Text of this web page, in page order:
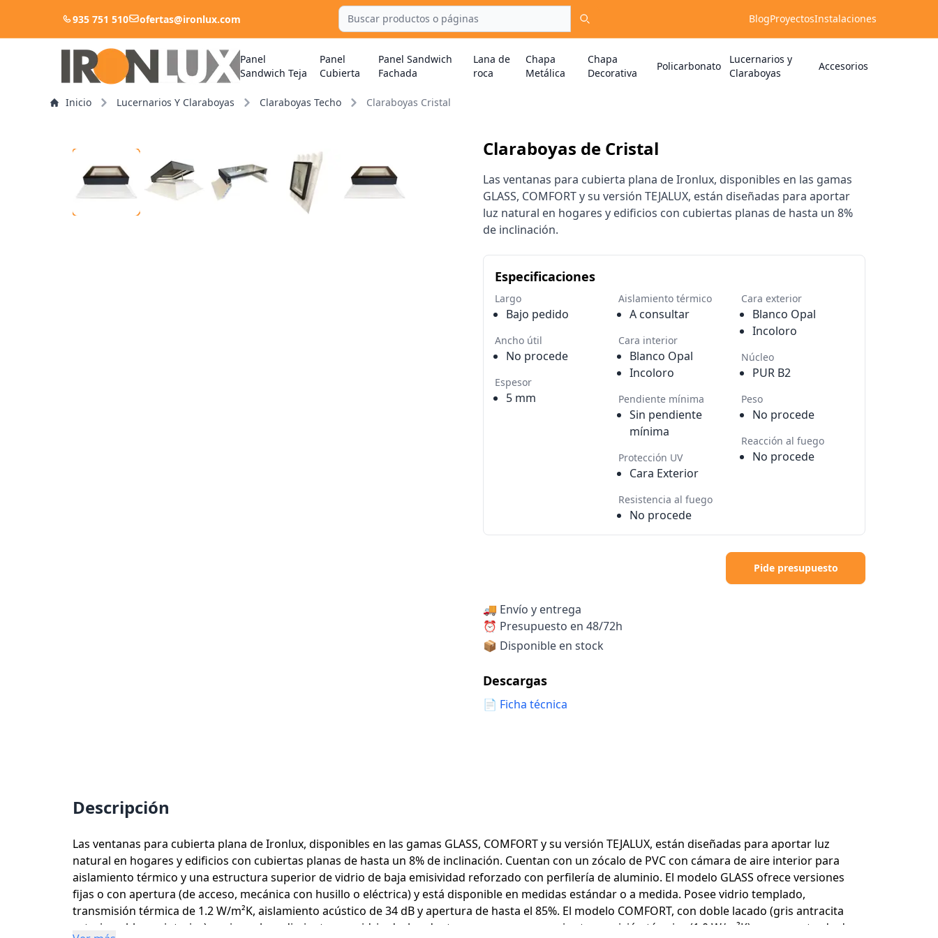
935 751 510 ofertas@ironlux.com BlogProyectosInstalaciones
Panel
Sandwich Teja
Panel
Cubierta
Panel Sandwich
Fachada
Lana de
roca
Chapa
Metálica
Chapa
Decorativa
Policarbonato
Lucernarios y
Claraboyas
Accesorios
Inicio Lucernarios Y Claraboyas Claraboyas Techo Claraboyas Cristal
Claraboyas de Cristal
Las ventanas para cubierta plana de Ironlux, disponibles en las gamas
GLASS, COMFORT y su versión TEJALUX, están diseñadas para aportar
luz natural en hogares y edificios con cubiertas planas de hasta un 8%
de inclinación.
Especificaciones
Largo
Bajo pedido
Ancho útil
No procede
Espesor
5 mm
Aislamiento térmico
A consultar
Cara interior
Blanco Opal
Incoloro
Pendiente mínima
Sin pendiente
mínima
Protección UV
Cara Exterior
Resistencia al fuego
No procede
Cara exterior
Blanco Opal
Incoloro
Núcleo
PUR B2
Peso
No procede
Reacción al fuego
No procede
Pide presupuesto
🚚 Envío y entrega
⏰ Presupuesto en 48/72h
📦 Disponible en stock
Descargas
📄 Ficha técnica
Descripción
Las ventanas para cubierta plana de Ironlux, disponibles en las gamas GLASS, COMFORT y su versión TEJALUX, están diseñadas para aportar luz
natural en hogares y edificios con cubiertas planas de hasta un 8% de inclinación. Cuentan con un zócalo de PVC con cámara de aire interior para
aislamiento térmico y una estructura superior de vidrio de baja emisividad reforzado con perfilería de aluminio. El modelo GLASS ofrece versiones
fijas o con apertura (de acceso, mecánica con husillo o eléctrica) y está disponible en medidas estándar o a medida. Posee vidrio templado,
transmisión térmica de 1.2 W/m²K, aislamiento acústico de 34 dB y apertura de hasta el 85%. El modelo COMFORT, con doble lacado (gris antracita
exterior y blanco interior), mejora el rendimiento con vidrio desbordante, mayor espesor, mejor transmisión térmica (1.0 W/m²K), mayor entrada de